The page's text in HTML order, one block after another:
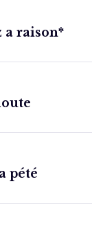
a raison*
pété